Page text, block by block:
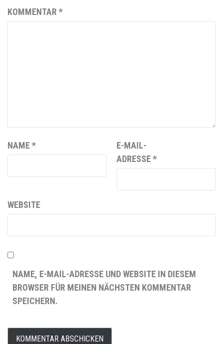
KOMMENTAR *
NAME*
E-MAIL-
ADRESSE*
WEBSITE
NAME, E-MAIL-ADRESSE UND WEBSITE IN DIESEM
BROWSER FÜR MEINEN NÄCHSTEN KOMMENTAR
SPEICHERN.